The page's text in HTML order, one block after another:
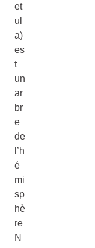
et
ul
a)
es
t
un
ar
br
e
de
l’h
é
mi
sp
hè
re
N